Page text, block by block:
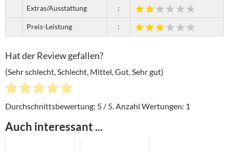
Extras/Ausstattung :
Preis-Leistung :
Hat der Review gefallen?
(Sehr schlecht, Schlecht, Mittel, Gut, Sehr gut)
Durchschnittsbewertung: 5 / 5. Anzahl Wertungen: 1
Auch interessant ...